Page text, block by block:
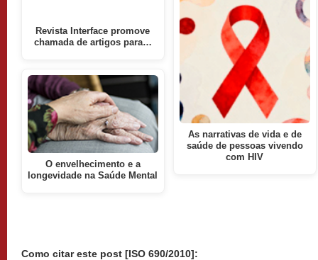
Revista Interface promove
chamada de artigos para…
O envelhecimento e a
longevidade na Saúde Mental
As narrativas de vida e de
saúde de pessoas vivendo
com HIV
Como citar este post [ISO 690/2010]: